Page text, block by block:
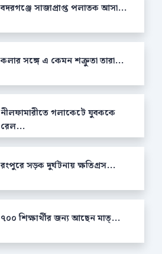
বদরগঞ্জে সাজাপ্রাপ্ত পলাতক আসা...
কলার সঙ্গে এ কেমন শক্রুতা তারা...
নীলফামারীতে গলাকেটে যুবককে
রেল...
রংপুরে সড়ক দুর্ঘটনায় ক্ষতিগ্রস...
৭০০ শিক্ষার্থীর জন্য আছেন মাত্...